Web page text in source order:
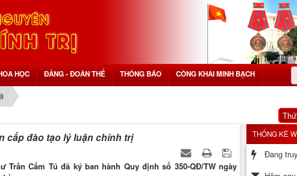
HỌC ĐẢNG - ĐOÀN THỂ THÔNG BÁO CÔNG KHAI MINH BẠCH
cấp đào tạo lý luận chính trị
Cẩm Tú đã ký ban hành Quy định số 350-QĐ/TW ngày
THỐNG KÊ
Đang